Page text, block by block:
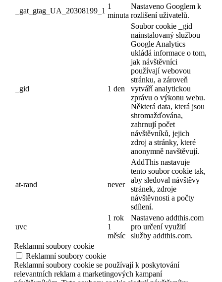
_gat_gtag_UA_20308199_1
1
minuta
Nastaveno Googlem k
rozlišení uživatelů.
_gid 1 den
Soubor cookie _gid
nainstalovaný službou
Google Analytics
ukládá informace o tom,
jak návštěvníci
používají webovou
stránku, a zároveň
vytváří analytickou
zprávu o výkonu webu.
Některá data, která jsou
shromažďována,
zahrnují počet
návštěvníků, jejich
zdroj a stránky, které
anonymně navštěvují.
at-rand never
AddThis nastavuje
tento soubor cookie tak,
aby sledoval návštěvy
stránek, zdroje
návštěvnosti a počty
sdílení.
uvc
1 rok
1
měsíc
Nastaveno addthis.com
pro určení využití
služby addthis.com.
Reklamní soubory cookie
Reklamní soubory cookie
Reklamní soubory cookie se používají k poskytování
relevantních reklam a marketingových kampaní